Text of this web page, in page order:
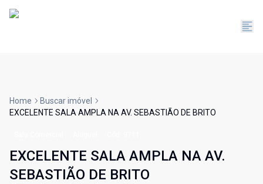
Home
Buscar imóvel
EXCELENTE SALA AMPLA NA AV. SEBASTIÃO DE BRITO
EXCELENTE SALA AMPLA NA AV.
SEBASTIÃO DE BRITO